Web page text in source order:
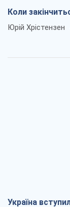
Коли
Юрій Хрістензен
Україна